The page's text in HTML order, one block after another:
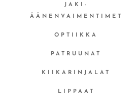
JAKI-
ÄÄNENVAIMENTIMET
OPTIIKKA
PATRUUNAT
KIIKARINJALAT
LIPPAAT